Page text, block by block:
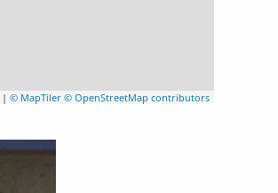
| © MapTiler © OpenStreetMap contributors